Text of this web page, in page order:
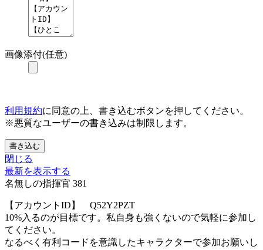
画像添付(任意)
利用規約に同意の上、書き込むボタンを押してください。
※悪質なユーザーの書き込みは制限します。
書き込む
閉じる
最新を表示する
名無しの指揮官 381
【アカウントID】 Q52Y2PZT
10%入るのが目標です。私自身も強くないので気軽に参加し
てください。
なるべく有利コードを意識したキャラクターで参加お願いし